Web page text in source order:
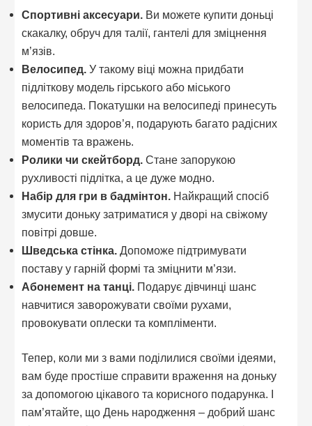
Спортивні аксесуари. Ви можете купити доньці
скакалку, обруч для талії, гантелі для зміцнення
м’язів.
Велосипед. У такому віці можна придбати
підліткову модель гірського або міського
велосипеда. Покатушки на велосипеді принесуть
користь для здоров’я, подарують багато радісних
моментів та вражень.
Ролики чи скейтборд. Стане запорукою
рухливості підлітка, а це дуже модно.
Набір для гри в бадмінтон. Найкращий спосіб
змусити доньку затриматися у дворі на свіжому
повітрі довше.
Шведська стінка. Допоможе підтримувати
поставу у гарній формі та зміцнити м’язи.
Абонемент на танці. Подарує дівчинці шанс
навчитися заворожувати своїми рухами,
провокувати оплески та компліменти.
Тепер, коли ми з вами поділилися своїми ідеями,
вам буде простіше справити враження на доньку
за допомогою цікавого та корисного подарунка. І
пам’ятайте, що День народження – добрий шанс